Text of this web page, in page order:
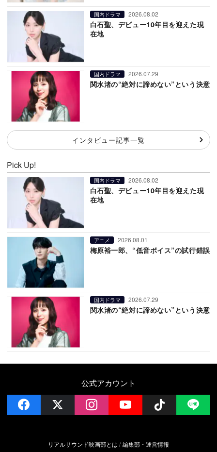
国内ドラマ 2026.08.02
白石聖、デビュー10年目を迎えた現
在地
国内ドラマ 2026.07.29
関水渚の“絶対に諦めない”という決意
インタビュー記事一覧
Pick Up!
国内ドラマ 2026.08.02
白石聖、デビュー10年目を迎えた現
在地
アニメ 2026.08.01
梅原裕一郎、“低音ボイス”の試行錯誤
国内ドラマ 2026.07.29
関水渚の“絶対に諦めない”という決意
公式アカウント
facebook instagramYouTube Follow
リアルサウンド映画部とは 編集部・運営情報